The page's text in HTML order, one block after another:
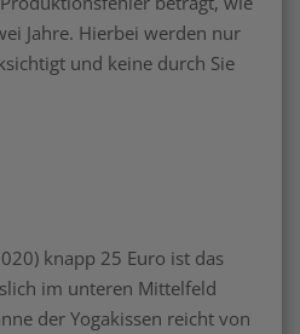
Jahre. Hierbei werden nur
und keine durch Sie
knapp 25 Euro ist das
im unteren Mittelfeld
der Yogakissen reicht von